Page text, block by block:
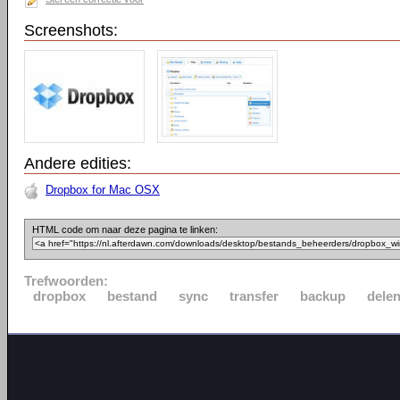
Screenshots:
Andere edities:
Dropbox for Mac OSX
HTML code om naar deze pagina te linken:
Trefwoorden:
dropbox
bestand sync transfer backup delen